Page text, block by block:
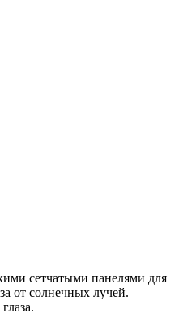
сетчатыми панелями для
от солнечных лучей.